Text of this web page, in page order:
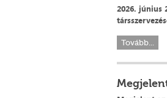
2026. június
Tovább...